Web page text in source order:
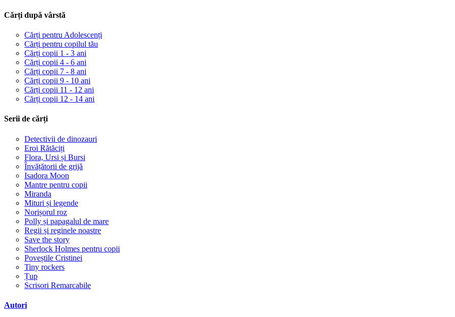
Cărți după vârstă
Cărți pentru Adolescenți
Cărți pentru copilul tău
Cărți copii 1 - 3 ani
Cărți copii 4 - 6 ani
Cărți copii 7 - 8 ani
Cărți copii 9 - 10 ani
Cărți copii 11 - 12 ani
Cărți copii 12 - 14 ani
Serii de cărți
Detectivii de dinozauri
Eroi Rătăciți
Flora, Ursi și Bursi
Învățătorii de grijă
Isadora Moon
Mantre pentru copii
Miranda
Mituri și legende
Norișorul roz
Polly și papagalul de mare
Regii și reginele noastre
Save the story
Sherlock Holmes pentru copii
Poveștile Cristinei
Tiny rockers
Țup
Scrisori Remarcabile
Autori